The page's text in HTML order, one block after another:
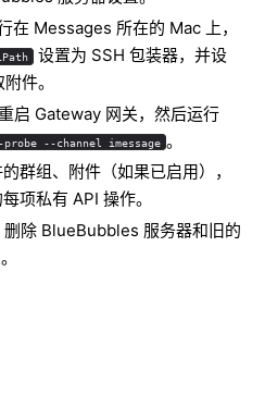
在 Messages 所在的 Mac 上，
设置为 SSH 包装器，并设
件。
启 Gateway 网关，然后运行
--channel imessage 。
群组、附件（如果已启用），
项私有 API 操作。
除 BlueBubbles 服务器和旧的